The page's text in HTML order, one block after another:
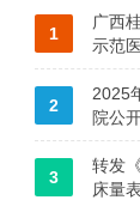
1
广西
示范
2
2025
院公
3
转发
床量